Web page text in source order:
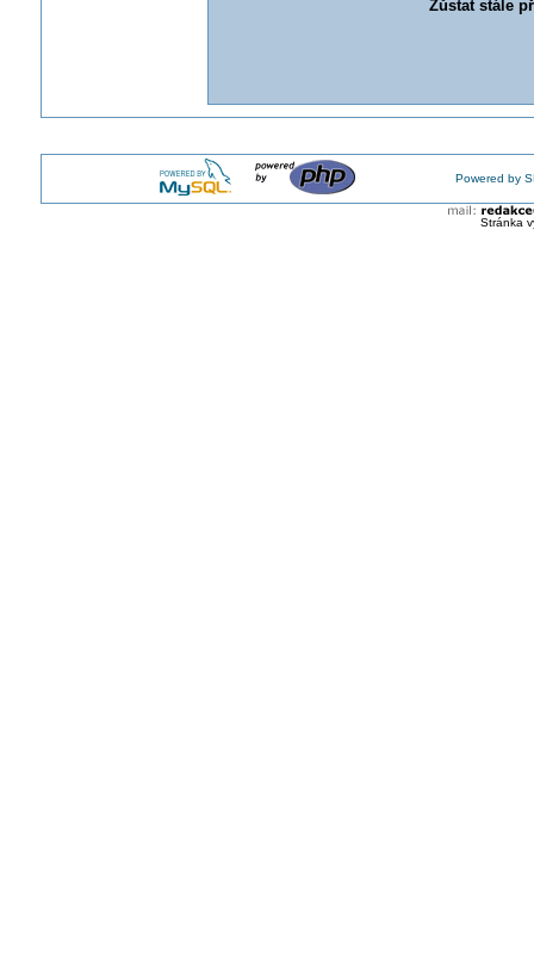
Zůstat stále
Powered by
Stránka